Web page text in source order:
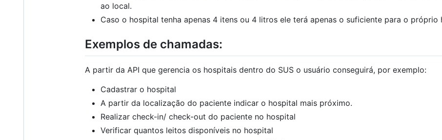
ao local.
Caso o hospital tenha apenas 4 itens ou 4 litros ele terá apenas o suficiente para o próprio
Exemplos de chamadas:
A partir da API que gerencia os hospitais dentro do SUS o usuário conseguirá, por exemplo:
Cadastrar o hospital
A partir da localização do paciente indicar o hospital mais próximo.
Realizar check-in/ check-out do paciente no hospital
Verificar quantos leitos disponíveis no hospital